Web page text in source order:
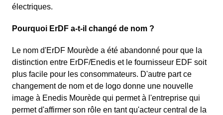
électriques.
Pourquoi ErDF a-t-il changé de nom ?
Le nom d'ErDF Mourède a été abandonné pour que la
distinction entre ErDF/Enedis et le fournisseur EDF soit
plus facile pour les consommateurs. D'autre part ce
changement de nom et de logo donne une nouvelle
image à Enedis Mourède qui permet à l'entreprise qui
permet d'affirmer son rôle en tant qu'acteur central de la